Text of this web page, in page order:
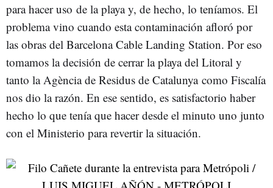
para hacer uso de la playa y, de hecho, lo teníamos. El
problema vino cuando esta contaminación afloró por
las obras del Barcelona Cable Landing Station. Por eso
tomamos la decisión de cerrar la playa del Litoral y
tanto la Agència de Residus de Catalunya como Fiscalía
nos dio la razón. En ese sentido, es satisfactorio haber
hecho lo que tenía que hacer desde el minuto uno junto
con el Ministerio para revertir la situación.